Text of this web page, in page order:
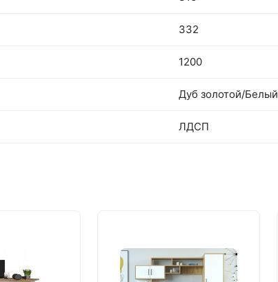
332
1200
Дуб золотой/Белый
ЛДСП